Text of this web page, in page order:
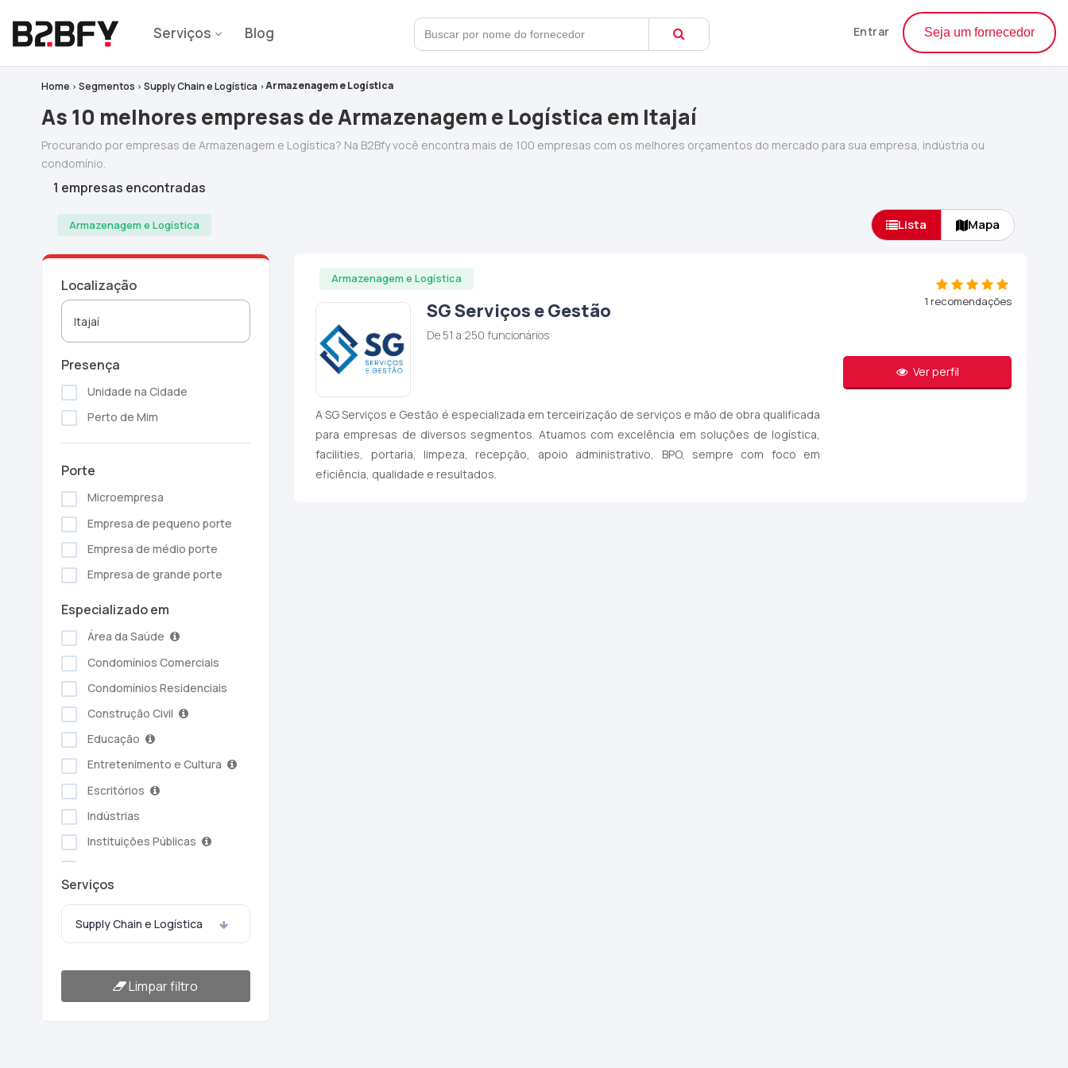
Serviços Blog Entrar Seja um fornecedor
Home Segmentos Supply Chain e Logística Armazenagem e Logística
As 10 melhores empresas de Armazenagem e Logística em Itajaí
Procurando por empresas de Armazenagem e Logística? Na B2Bfy você encontra mais de 100 empresas com os melhores orçamentos do mercado para sua empresa, indústria ou
condomínio.
1 empresas encontradas
Armazenagem e Logística Lista Mapa
Localização
Presença
Unidade na Cidade
Perto de Mim
Porte
Microempresa
Empresa de pequeno porte
Empresa de médio porte
Empresa de grande porte
Especializado em
Área da Saúde
Condomínios Comerciais
Condomínios Residenciais
Construção Civil
Educação
Entretenimento e Cultura
Escritórios
Indústrias
Instituições Públicas
Serviços Pessoais
Setor Alimentício
Setor Automotivo
Transporte e Logística
Turismo e Hotelaria
Serviços
Supply Chain e Logística
Limpar filtro
Armazenagem e Logística
SG Serviços e Gestão
De 51 a 250 funcionários
A SG Serviços e Gestão é especializada em terceirização de serviços e mão de obra qualificada
para empresas de diversos segmentos. Atuamos com excelência em soluções de logística,
facilities, portaria, limpeza, recepção, apoio administrativo, BPO, sempre com foco em
eficiência, qualidade e resultados.
1 recomendações
Ver perfil